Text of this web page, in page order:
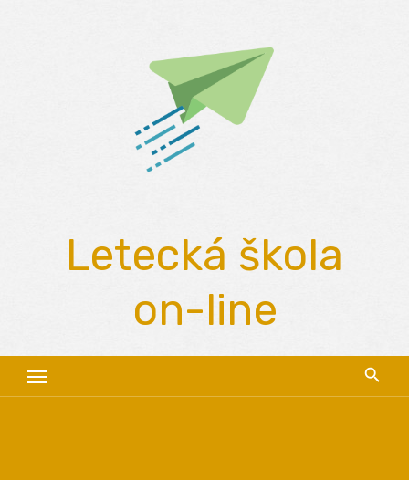
Letecká škola
on-line